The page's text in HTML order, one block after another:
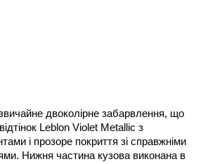
двоколірне забарвлення, що
Leblon Violet Metallic з
і прозоре покриття зі справжніми
Нижня частина кузова виконана в